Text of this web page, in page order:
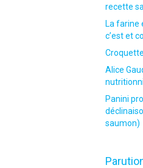
recette
La farine
c’est et
Alice
Panini
saumon)